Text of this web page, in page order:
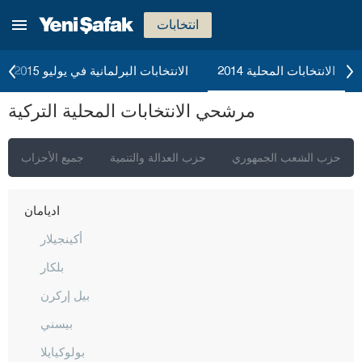
انتخابات
الانتخابات البرلمانية في يوليو 2015 الانتخابات المحلية 2014
مرشحي الانتخابات المحلية التركية
جميع الأحزاب حزب العدالة والتنمية حزب الشعب الجمهوري
إسطنبول
أنقرة
أضنة
أديامان
أكينجيلار
بلكار
بيل إركرن
بيسني
بولوكيايلا